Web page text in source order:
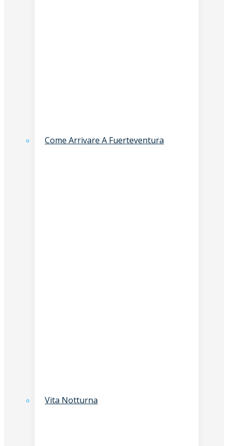
Come Arrivare A Fuerteventura
Vita Notturna